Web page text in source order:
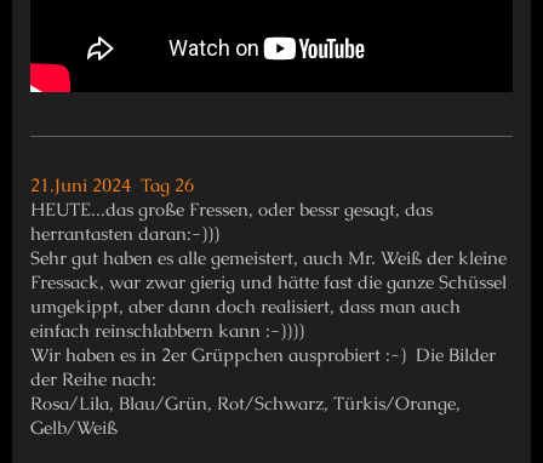
21.Juni 2024 Tag 26
HEUTE...das große Fressen, oder bessr gesagt, das
herrantasten daran:-)))
Sehr gut haben es alle gemeistert, auch Mr. Weiß der kleine
Fressack, war zwar gierig und hätte fast die ganze Schüssel
umgekippt, aber dann doch realisiert, dass man auch
einfach reinschlabbern kann :-))))
Wir haben es in 2er Grüppchen ausprobiert :-) Die Bilder
der Reihe nach:
Rosa/Lila, Blau/Grün, Rot/Schwarz, Türkis/Orange,
Gelb/Weiß